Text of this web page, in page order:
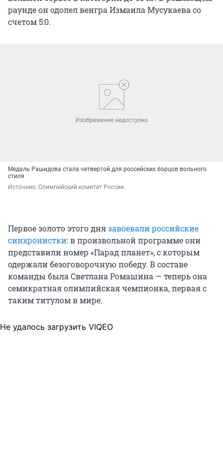
раунде он одолел венгра Измаила Мусукаева со
счетом 5:0.
Медаль Рашидова стала четвертой для российских борцов вольного
стиля
Источник: Олимпийский комитет России
Первое золото этого днязавоевали российские
синхронистки: в произвольной программе они
представили номер «Парад планет», с которым
одержали безоговорочную победу. В составе
команды была Светлана Ромашина — теперь она
семикратная олимпийская чемпионка, первая с
таким титулом в мире.
Не удалось загрузить VIQEO